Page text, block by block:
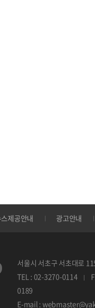
제공안내 광고안내
서울시 서초구 서초대로
TEL : 02-3270-0114
0189
E-mail :